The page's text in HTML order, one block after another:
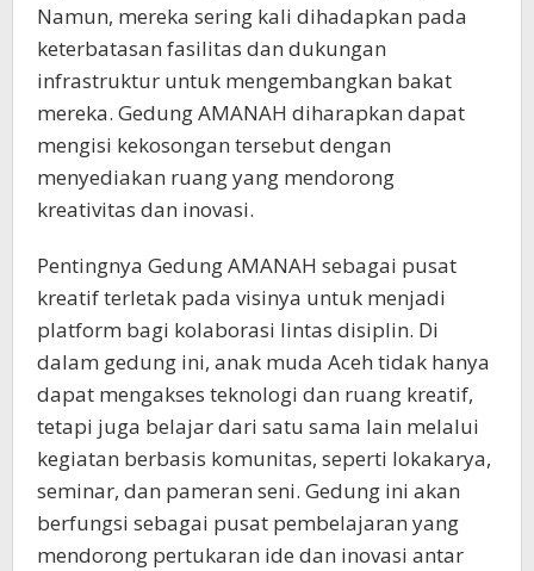
Namun, mereka sering kali dihadapkan pada
keterbatasan fasilitas dan dukungan
infrastruktur untuk mengembangkan bakat
mereka. Gedung AMANAH diharapkan dapat
mengisi kekosongan tersebut dengan
menyediakan ruang yang mendorong
kreativitas dan inovasi.
Pentingnya Gedung AMANAH sebagai pusat
kreatif terletak pada visinya untuk menjadi
platform bagi kolaborasi lintas disiplin. Di
dalam gedung ini, anak muda Aceh tidak hanya
dapat mengakses teknologi dan ruang kreatif,
tetapi juga belajar dari satu sama lain melalui
kegiatan berbasis komunitas, seperti lokakarya,
seminar, dan pameran seni. Gedung ini akan
berfungsi sebagai pusat pembelajaran yang
mendorong pertukaran ide dan inovasi antar